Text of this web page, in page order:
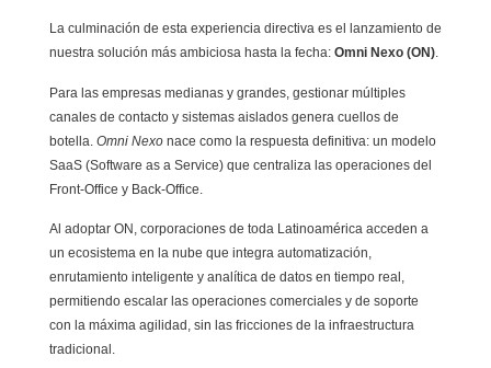
La culminación de esta experiencia directiva es el lanzamiento de
nuestra solución más ambiciosa hasta la fecha: Omni Nexo (ON).
Para las empresas medianas y grandes, gestionar múltiples
canales de contacto y sistemas aislados genera cuellos de
botella. Omni Nexonace como la respuesta definitiva: un modelo
SaaS (Software as a Service) que centraliza las operaciones del
Front-Office y Back-Office.
Al adoptar ON, corporaciones de toda Latinoamérica acceden a
un ecosistema en la nube que integra automatización,
enrutamiento inteligente y analítica de datos en tiempo real,
permitiendo escalar las operaciones comerciales y de soporte
con la máxima agilidad, sin las fricciones de la infraestructura
tradicional.